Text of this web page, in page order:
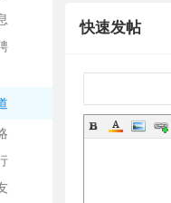
快速发帖